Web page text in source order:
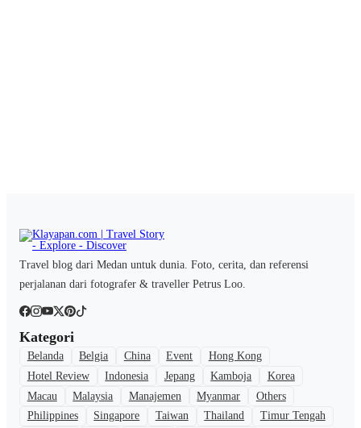
Travel blog dari Medan untuk dunia. Foto, cerita, dan referensi
perjalanan dari fotografer & traveller Petrus Loo.
Kategori
Belanda Belgia China Event
Hong Kong
Hotel Review
Indonesia Jepang Kamboja
Korea
Macau
Malaysia Manajemen Myanmar
Others
Philippines
Singapore Taiwan Thailand Timur Tengah